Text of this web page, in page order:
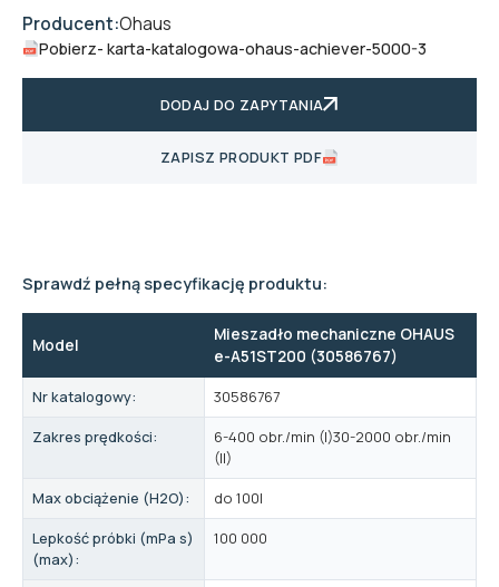
Producent:Ohaus
Pobierz- karta-katalogowa-ohaus-achiever-5000-3
DODAJ DO ZAPYTANIA
ZAPISZ PRODUKT PDF
Sprawdź pełną specyfikację produktu:
Model
Mieszadło mechaniczne OHAUS
e-A51ST200 (30586767)
Nr katalogowy:
30586767
Zakres prędkości:
6-400 obr./min (I)30-2000 obr./min
(II)
Max obciążenie (H2O):
do 100l
Lepkość próbki (mPa s)
(max):
100 000